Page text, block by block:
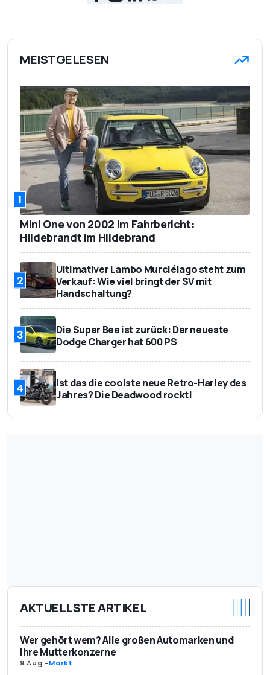
MEISTGELESEN
1
Mini One von 2002 im Fahrbericht:
Hildebrandt im Hildebrand
2
Ultimativer Lambo Murciélago steht zum
Verkauf: Wie viel bringt der SV mit
Handschaltung?
3
Die Super Bee ist zurück: Der neueste
Dodge Charger hat 600 PS
4
Ist das die coolste neue Retro-Harley des
Jahres? Die Deadwood rockt!
AKTUELLSTE ARTIKEL
Wer gehört wem? Alle großen Automarken und
ihre Mutterkonzerne
9 Aug.-Markt